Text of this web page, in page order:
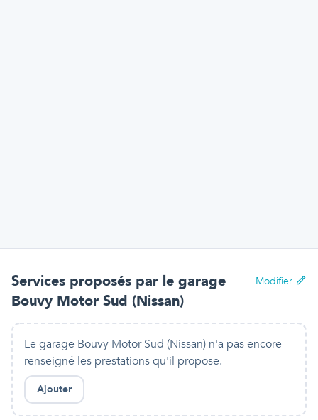
Services proposés par le garage
Bouvy Motor Sud (Nissan)
Modifier
Le garage Bouvy Motor Sud (Nissan) n'a pas encore
renseigné les prestations qu'il propose.
Ajouter